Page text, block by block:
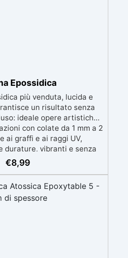
Epossidica
più venduta, lucida e
un risultato senza
ideale opere artistiche,
con colate da 1 mm a 2
ai graffi e ai raggi UV,
durature, vibranti e senza
tempo Bassa viscosità e
per risultati impeccabili,
post catalisi per contatto
free e VoC Free
€8,99